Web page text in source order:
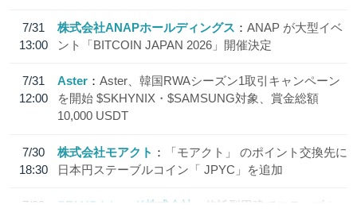
7/31
13:00
株式会社ANAPホールディングス
ANAP が大型イベ
ント「BITCOIN JAPAN 2026」開催決定
7/31
12:00
Aster
Aster、韓国RWAシーズン1取引キャンペーン
を開始 $SKHYNIX・$SAMSUNG対象、賞金総額
10,000 USDT
7/30
18:30
株式会社モアクト
「モアクト」 のポイント交換先に
日本円ステーブルコイン「 JPYC」を追加
7/29
SBI VCトレード株式会社
信託型円建てステーブル